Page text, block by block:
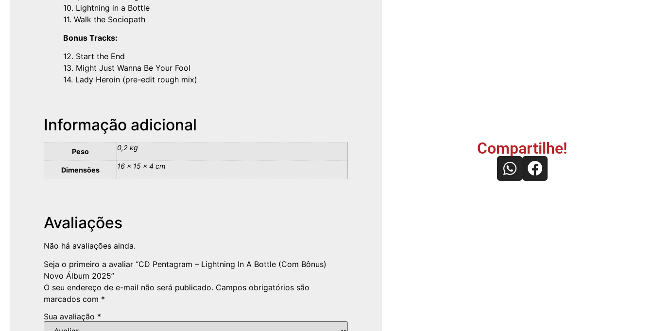
10. Lightning in a Bottle
11. Walk the Sociopath
Bonus Tracks:
12. Start the End
13. Might Just Wanna Be Your Fool
14. Lady Heroin (pre-edit rough mix)
Informação adicional
Peso 0,2 kg
Dimensões 16 × 15 × 4 cm
Avaliações
Não há avaliações ainda.
Seja o primeiro a avaliar “CD Pentagram – Lightning In A Bottle (Com Bônus)
Novo Álbum 2025”
O seu endereço de e-mail não será publicado. Campos obrigatórios são
marcados com *
Sua avaliação *
Compartilhe!